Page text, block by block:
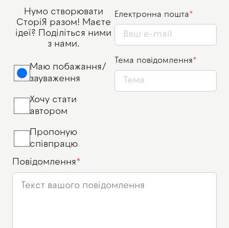
Нумо створювати
СторіЯ разом! Маєте
ідеї? Поділіться ними
з нами.
Маю побажання/
зауваження
Хочу стати
автором
Пропоную
співпрацю
Електронна пошта
Тема повідомлення
Повідомлення